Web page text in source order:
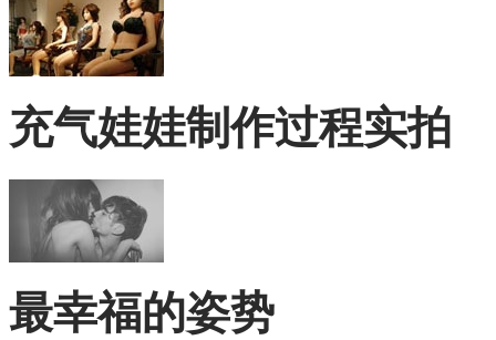
充气娃娃制作过程实拍
最幸福的姿势